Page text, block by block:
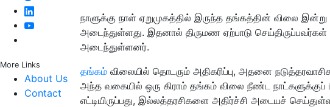
More Links
About Us
Contact
நாளுக்கு நாள் ஏறுமுகத்தில் இருந்த தங்கத்தின் விலை
அடைந்துள்ளது. இதனால் திருமண ஏற்பாடு
அடைந்துள்ளனர்.
தங்கம் விலையில் தொடரும் அதிகரிப்பு, அதனை
அந்த வகையில் ஒரு கிராம் தங்கம் விலை நீண்ட நாட்களுக்குப்
எட்டியிருப்பது, இல்லத்தரசிகளை அதிர்ச்சி அடையச்